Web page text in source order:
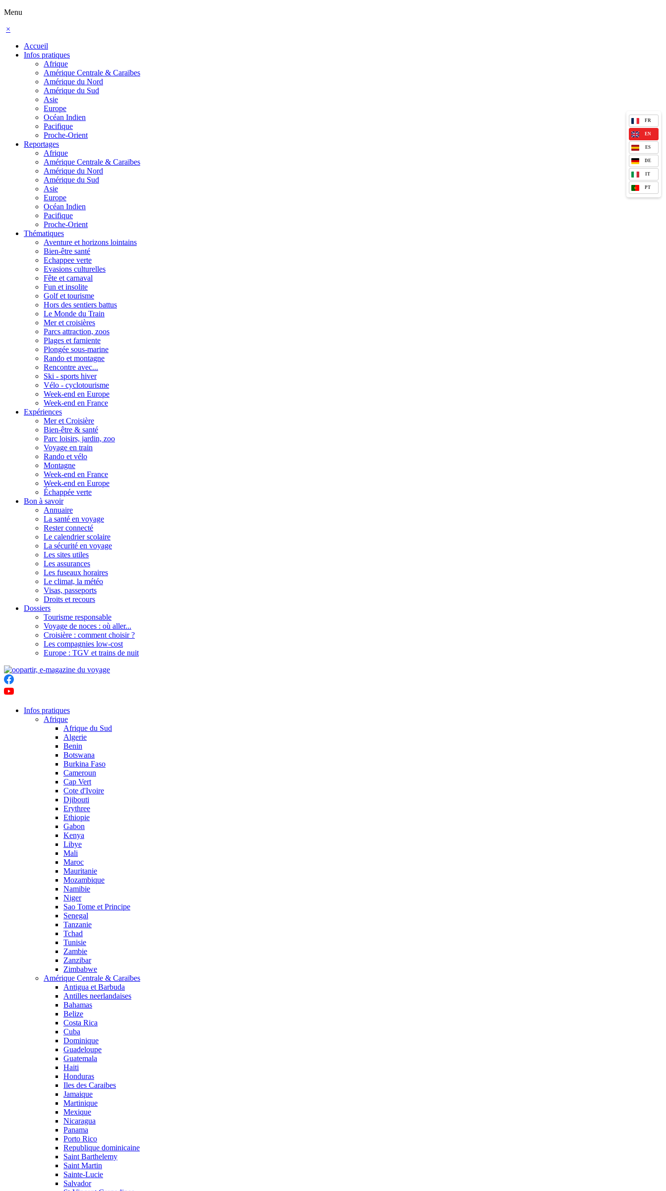
Menu
×
Accueil
Infos pratiques
Afrique
Amérique Centrale & Caraïbes
Amérique du Nord
Amérique du Sud
Asie
Europe
Océan Indien
Pacifique
Proche-Orient
Reportages
Afrique
Amérique Centrale & Caraïbes
Amérique du Nord
Amérique du Sud
Asie
Europe
Océan Indien
Pacifique
Proche-Orient
Thématiques
Aventure et horizons lointains
Bien-être santé
Echappee verte
Evasions culturelles
Fête et carnaval
Fun et insolite
Golf et tourisme
Hors des sentiers battus
Le Monde du Train
Mer et croisières
Parcs attraction, zoos
Plages et farniente
Plongée sous-marine
Rando et montagne
Rencontre avec...
Ski - sports hiver
Vélo - cyclotourisme
Week-end en Europe
Week-end en France
Expériences
Mer et Croisière
Bien-être & santé
Parc loisirs, jardin, zoo
Voyage en train
Rando et vélo
Montagne
Week-end en France
Week-end en Europe
Échappée verte
Bon à savoir
Annuaire
La santé en voyage
Rester connecté
Le calendrier scolaire
La sécurité en voyage
Les sites utiles
Les assurances
Les fuseaux horaires
Le climat, la météo
Visas, passeports
Droits et recours
Dossiers
Tourisme responsable
Voyage de noces : où aller...
Croisière : comment choisir ?
Les compagnies low-cost
Europe : TGV et trains de nuit
FR
EN
ES
DE
IT
PT
Infos pratiques
Afrique
Afrique du Sud
Algerie
Benin
Botswana
Burkina Faso
Cameroun
Cap Vert
Cote d'Ivoire
Djibouti
Erythree
Ethiopie
Gabon
Kenya
Libye
Mali
Maroc
Mauritanie
Mozambique
Namibie
Niger
Sao Tome et Principe
Senegal
Tanzanie
Tchad
Tunisie
Zambie
Zanzibar
Zimbabwe
Amérique Centrale & Caraïbes
Antigua et Barbuda
Antilles neerlandaises
Bahamas
Belize
Costa Rica
Cuba
Dominique
Guadeloupe
Guatemala
Haiti
Honduras
Iles des Caraibes
Jamaique
Martinique
Mexique
Nicaragua
Panama
Porto Rico
Republique dominicaine
Saint Barthelemy
Saint Martin
Sainte-Lucie
Salvador